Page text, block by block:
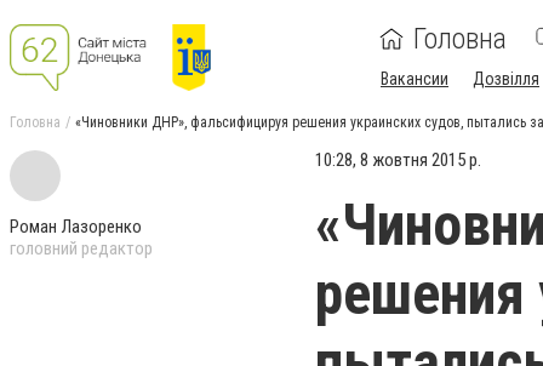
Головна
Вакансии Дозвілля
Головна «Чиновники ДНР», фальсифицируя решения украинских судов, пытались
Роман Лазоренко
головний редактор
10:28, 8 жовтня 2015 р.
решения